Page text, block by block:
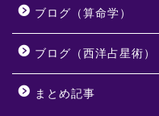
ブログ（算命学）
ブログ（西洋占星術）
まとめ記事